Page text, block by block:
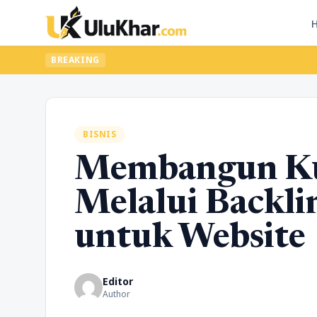
BREAKING
BISNIS
Membangun
Melalui
untuk Website
Editor
Author